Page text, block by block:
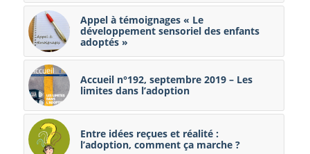
Appel à témoignages « Le
développement sensoriel des enfants
adoptés »
Accueil n°192, septembre 2019 – Les
limites dans l’adoption
Entre idées reçues et réalité :
l’adoption, comment ça marche ?